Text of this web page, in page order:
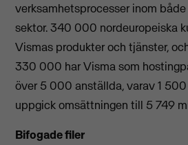
verksamhetsprocesser inom
sektor. 340 000 nordeuropeiska
Vismas produkter och tjänster,
330 000 har Visma som
över 5 000 anställda, varav 1
uppgick omsättningen till 5 749
Bifogade filer